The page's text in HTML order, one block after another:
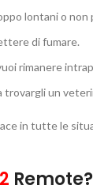
lontani o non
di fumare.
rimanere
trovargli un
in tutte le
2 Remote?